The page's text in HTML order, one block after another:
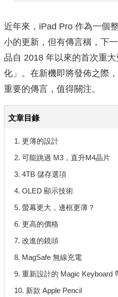
近年來，iPad Pro 作為一個
小的更新，但有傳言稱，下
品自 2018 年以來的首次重
化」。在新機即將發佈之際
重要的傳言，值得關注。
文章目錄
1. 更薄的設計
2. 可能跳過 M3，直升M4晶片
3. 4TB 儲存選項
4. OLED 顯示技術
5. 螢幕更大，邊框更薄？
6. 更高的價格
7. 改進的鏡頭
8. MagSafe 無線充電
9. 重新設計的 Magic Keyboard
10. 新款 Apple Pencil